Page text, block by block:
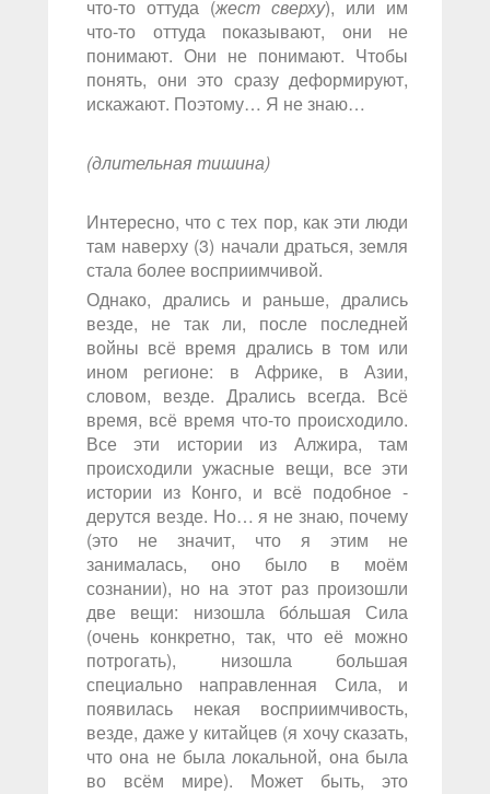
что-то оттуда (жест сверху), или им
что-то оттуда показывают, они не
понимают. Они не понимают. Чтобы
понять, они это сразу деформируют,
искажают. Поэтому… Я не знаю…
(длительная тишина)
Интересно, что с тех пор, как эти люди
там наверху (3) начали драться, земля
стала более восприимчивой.
Однако, дрались и раньше, дрались
везде, не так ли, после последней
войны всё время дрались в том или
ином регионе: в Африке, в Азии,
словом, везде. Дрались всегда. Всё
время, всё время что-то происходило.
Все эти истории из Алжира, там
происходили ужасные вещи, все эти
истории из Конго, и всё подобное -
дерутся везде. Но… я не знаю, почему
(это не значит, что я этим не
занималась, оно было в моём
сознании), но на этот раз произошли
две вещи: низошла бóльшая Сила
(очень конкретно, так, что её можно
потрогать), низошла большая
специально направленная Сила, и
появилась некая восприимчивость,
везде, даже у китайцев (я хочу сказать,
что она не была локальной, она была
во всём мире). Может быть, это